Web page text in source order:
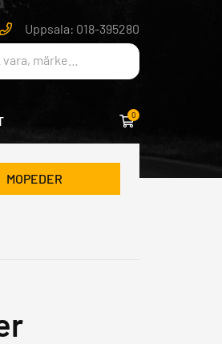
Uppsala: 018-395280
0
MOPEDER